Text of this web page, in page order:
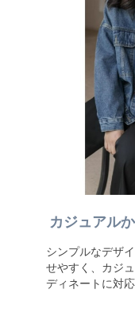
カジュアル
シンプルなデザ
せやすく、カジ
ディネートに対応